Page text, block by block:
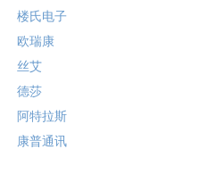
楼氏电子
欧瑞康
丝艾
德莎
阿特拉斯
康普通讯